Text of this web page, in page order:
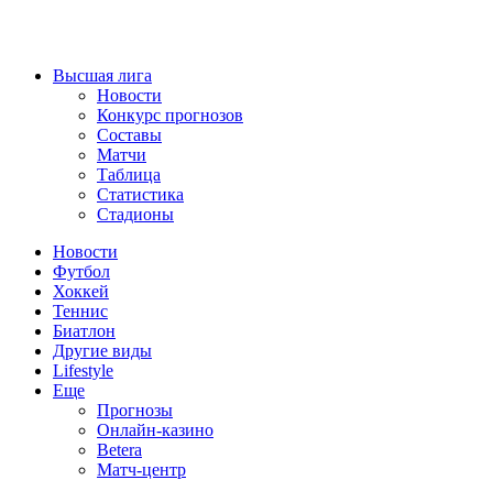
Высшая лига
Новости
Конкурс прогнозов
Составы
Матчи
Таблица
Статистика
Стадионы
Новости
Футбол
Хоккей
Теннис
Биатлон
Другие виды
Lifestyle
Еще
Прогнозы
Онлайн-казино
Betera
Матч-центр